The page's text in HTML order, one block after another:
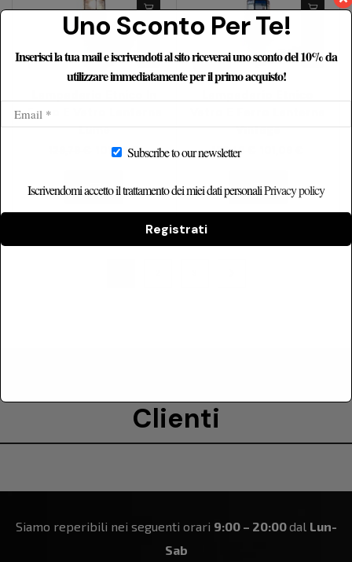
Ferro E Vetro Lanterna
Lume
101,06€
Vintage
129,46
Clienti
Siamo reperibili nei seguenti orari 9:00 – 20:00dal Lun-
Sab
Uno Sconto Per Te!
Inserisci la tua mail e iscrivendoti al sito riceverai uno sconto del 10% da
utilizzare immediatamente per il primo acquisto!
Subscribe to our newsletter
Iscrivendomi accetto il trattamento dei miei dati personaliPrivacy policy
Registrati